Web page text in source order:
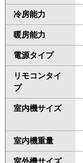
冷房能力
暖房能力
電源タイプ
リモコンタイ
プ
室内機サイズ
室内機重量
室外機サイズ